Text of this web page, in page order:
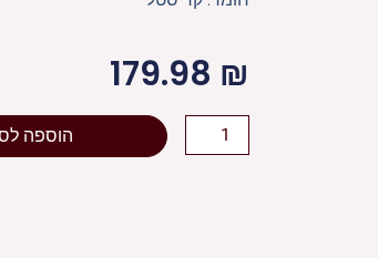
179.98 ₪
כמות
של
הוספה